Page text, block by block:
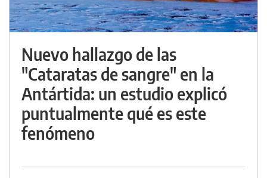
Nuevo hallazgo de las
"Cataratas de sangre" en la
Antártida: un estudio explicó
puntualmente qué es este
fenómeno